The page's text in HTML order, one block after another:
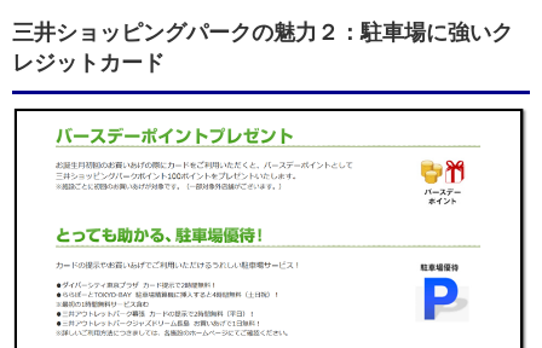
三井ショッピングパークの魅力２：駐車場に強いク
レジットカード